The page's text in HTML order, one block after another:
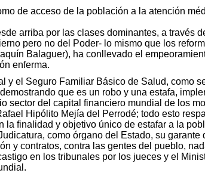
de acceso de la población a la atención
arriba por las clases dominantes, a través
pero no del Poder- lo mismo que los
Balaguer), ha conllevado el
enferma.
y el Seguro Familiar Básico de Salud, como
que es un robo y una estafa,
sector del capital financiero mundial de los
Hipólito Mejía del Perrodé; todo esto
finalidad y objetivo único de estafar a la
como órgano del Estado, su
y contratos, contra las gentes del pueblo,
en los tribunales por los jueces y el